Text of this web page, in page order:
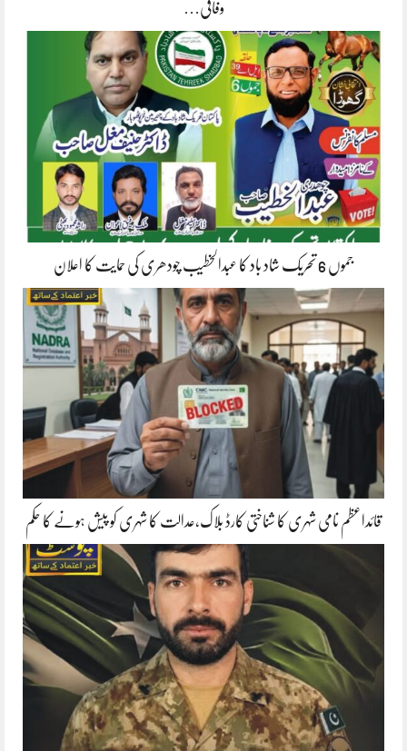
وفاقی…
جموں 6 تحریک شاد باد کا عبدالخطیب چودھری کی حمایت کا اعلان
قائداعظم نامی شہری کا شناختی کارڈ بلاک،عدالت کا شہری کو پیش ہونے کا حکم